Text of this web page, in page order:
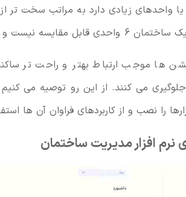
مقایسه نیست و زمان زیادی می برد.
ها موجب ارتباط بهتر و راحت تر
می کنند. از این رو توصیه می کنیم
را نصب و از کاربردهای فراوان آن ها
نرم افزار مدیریت ساختمان